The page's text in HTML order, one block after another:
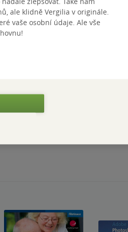
ale klidně Vergilia v originále.
vaše osobní údaje. Ale vše